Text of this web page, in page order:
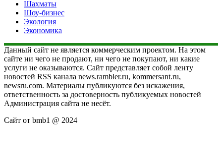
Шахматы
Шоу-бизнес
Экология
Экономика
Данный сайт не является коммерческим проектом. На этом
сайте ни чего не продают, ни чего не покупают, ни какие
услуги не оказываются. Сайт представляет собой ленту
новостей RSS канала news.rambler.ru, kommersant.ru,
newsru.com. Материалы публикуются без искажения,
ответственность за достоверность публикуемых новостей
Администрация сайта не несёт.
Сайт от bmb1 @ 2024